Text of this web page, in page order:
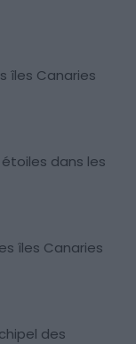
îles Canaries
dans les
îles Canaries
des